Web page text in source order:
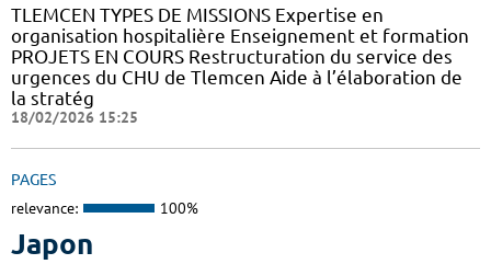
TLEMCEN TYPES DE MISSIONS Expertise en
organisation hospitalière Enseignement et formation
PROJETS EN COURS Restructuration du service des
urgences du CHU de Tlemcen Aide à l’élaboration de
la stratég
18/02/2026 15:25
PAGES
relevance: 100%
Japon